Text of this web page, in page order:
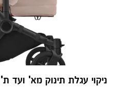
ניקוי עגלת תינוק מא' ועד ת'